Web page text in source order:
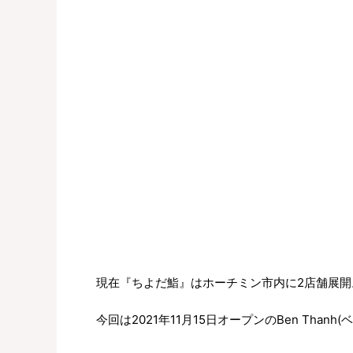
現在『ちよだ鮨』はホーチミン市内に2店舗展開
今回は2021年11月15日オープンのBen Thanh(